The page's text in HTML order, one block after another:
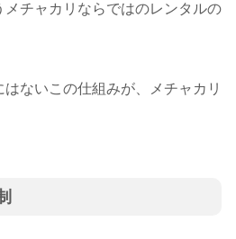
チャカリならではのレンタルの
ないこの仕組みが、メチャカリ